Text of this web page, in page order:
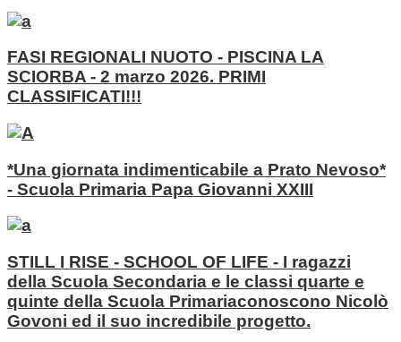
FASI REGIONALI NUOTO - PISCINA LA
SCIORBA - 2 marzo 2026. PRIMI
CLASSIFICATI!!!
*Una giornata indimenticabile a Prato Nevoso*
- Scuola Primaria Papa Giovanni XXIII
STILL I RISE - SCHOOL OF LIFE - I ragazzi
della Scuola Secondaria e le classi quarte e
quinte della Scuola Primariaconoscono Nicolò
Govoni ed il suo incredibile progetto.